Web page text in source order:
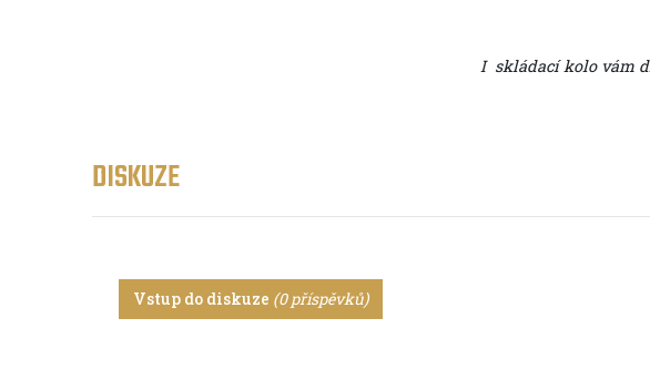
I skládací kolo vám
DISKUZE
Vstup do diskuze (0 příspěvků)